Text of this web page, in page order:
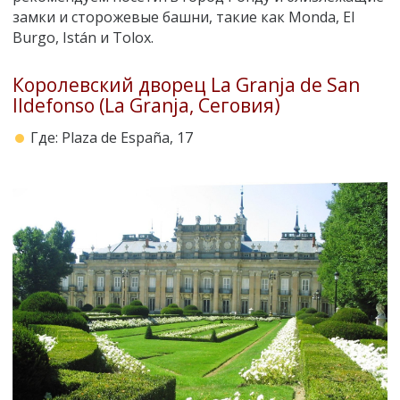
замки и сторожевые башни, такие как Monda, El
Burgo, Istán и Tolox.
Королевский дворец La Granja de San
Ildefonso (La Granja, Сеговия)
Где: Plaza de España, 17